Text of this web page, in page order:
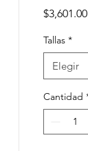
$3,601.00
Tallas *
Elegir
Cantidad